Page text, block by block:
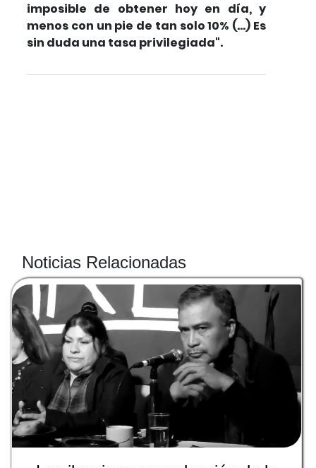
imposible de obtener hoy en día, y
menos con un pie de tan solo 10% (...) Es
sin duda una tasa privilegiada".
Noticias Relacionadas